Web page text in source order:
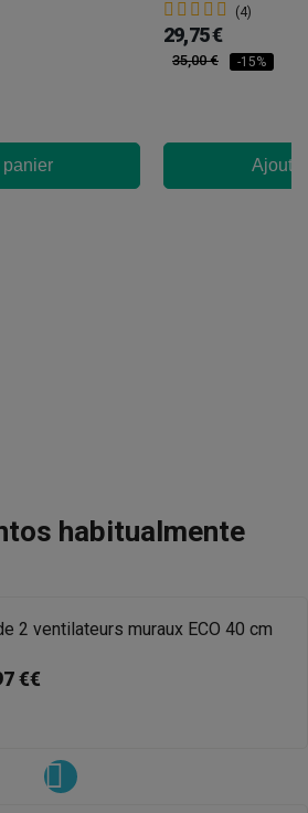
(4)
29,75 €
35,00 € -15%
habitualmente
2 ventilateurs muraux ECO 40 cm
€€